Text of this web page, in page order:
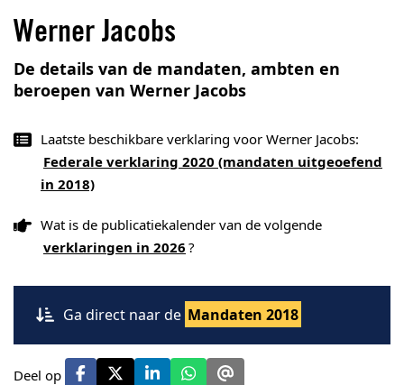
Werner Jacobs
De details van de mandaten, ambten en
beroepen van Werner Jacobs
Laatste beschikbare verklaring voor Werner Jacobs:
Federale verklaring 2020 (mandaten uitgeoefend
in 2018)
Wat is de publicatiekalender van de volgende
verklaringen in 2026 ?
Ga direct naar de Mandaten 2018
Deel op